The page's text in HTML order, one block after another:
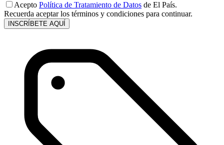
Acepto Política de Tratamiento de Datos de El País.
Recuerda aceptar los términos y condiciones para continuar.
INSCRÍBETE AQUÍ